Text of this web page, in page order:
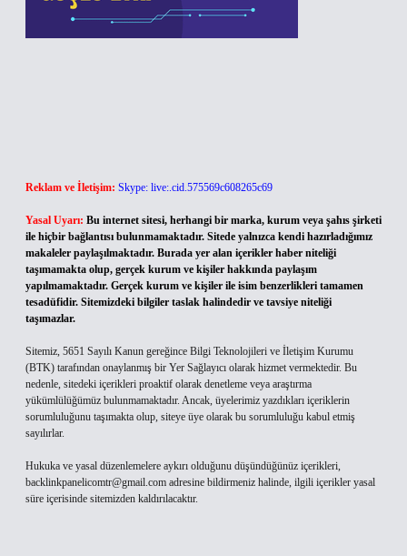
Reklam ve İletişim: Skype: live:.cid.575569c608265c69
Yasal Uyarı: Bu internet sitesi, herhangi bir marka, kurum veya şahıs şirketi
ile hiçbir bağlantısı bulunmamaktadır. Sitede yalnızca kendi hazırladığımız
makaleler paylaşılmaktadır. Burada yer alan içerikler haber niteliği
taşımamakta olup, gerçek kurum ve kişiler hakkında paylaşım
yapılmamaktadır. Gerçek kurum ve kişiler ile isim benzerlikleri tamamen
tesadüfidir. Sitemizdeki bilgiler taslak halindedir ve tavsiye niteliği
taşımazlar.
Sitemiz, 5651 Sayılı Kanun gereğince Bilgi Teknolojileri ve İletişim Kurumu
(BTK) tarafından onaylanmış bir Yer Sağlayıcı olarak hizmet vermektedir. Bu
nedenle, sitedeki içerikleri proaktif olarak denetleme veya araştırma
yükümlülüğümüz bulunmamaktadır. Ancak, üyelerimiz yazdıkları içeriklerin
sorumluluğunu taşımakta olup, siteye üye olarak bu sorumluluğu kabul etmiş
sayılırlar.
Hukuka ve yasal düzenlemelere aykırı olduğunu düşündüğünüz içerikleri,
backlinkpanelicomtr@gmail.com adresine bildirmeniz halinde, ilgili içerikler yasal
süre içerisinde sitemizden kaldırılacaktır.